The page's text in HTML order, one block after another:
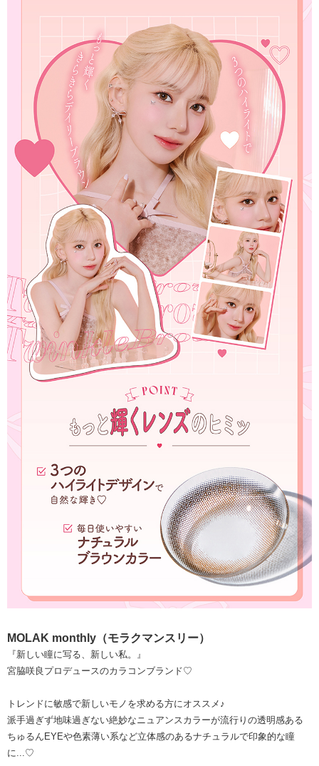
MOLAK monthly（モラクマンスリー）
『新しい瞳に写る、新しい私。』
宮脇咲良プロデュースのカラコンブランド♡
トレンドに敏感で新しいモノを求める方にオススメ♪
派手過ぎず地味過ぎない絶妙なニュアンスカラーが流行りの透明感ある
ちゅるんEYEや色素薄い系など立体感のあるナチュラルで印象的な瞳
に...♡